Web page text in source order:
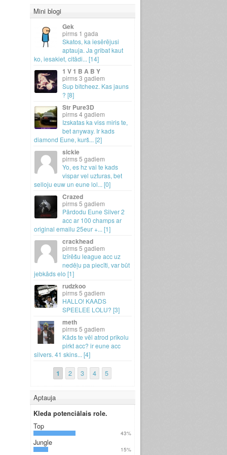
Mini blogi
Gek
1 gada
Skatos, ka iesērējusi
aptauja. Ja gribat kaut
ko, iesakiet, citādi... [14]
1 V 1 B A B Y
3 gadiem
Sup bitcheez. Kas jauns
? [8]
Str Pure3D
4 gadiem
Izskatas ka viss miris te,
bet anyway. Ir kads
diamond Eune, kurš... [2]
sickie
5 gadiem
Yo, es hz vai te kads
vispar vel uzturas, bet
selloju euw un eune lol... [0]
Crazed
5 gadiem
Pārdodu Eune Silver 2
acc ar 100 champs ar
original emailu 25eur +... [1]
crackhead
5 gadiem
Izīrēšu league acc uz
nedēļu pa piecīti, var būt
jebkāds elo [1]
rudzkoo
5 gadiem
HALLO! KAADS
SPEELEE LOLU? [3]
meth
5 gadiem
Kāds te vēl atrod prikolu
pirkt acc? ir eune acc
silvers. 41 skins... [4]
1 2 3 4 5
Aptauja
Kleda potenciālais role.
Top
43%
Jungle
15%